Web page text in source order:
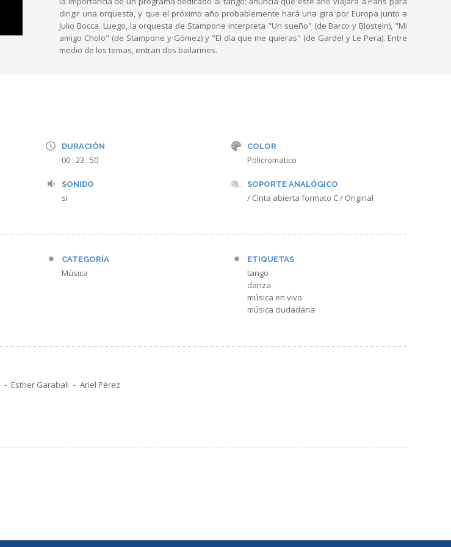
dirigir una orquesta, y que el próximo año probablemente hará una gira por Europa junto a
Julio Bocca. Luego, la orquesta de Stampone interpreta "Un sueño" (de Barco y Blostein), "Mi
amigo Cholo" (de Stampone y Gómez) y "El día que me quieras" (de Gardel y Le Pera). Entre
medio de los temas, entran dos bailarines.
DURACIÓN
00 : 23 : 50
SONIDO
si
COLOR
Policromatico
SOPORTE ANALÓGICO
/ Cinta abierta formato C / Original
CATEGORÍA
Música
ETIQUETAS
tango
danza
música en vivo
música ciudadana
Esther Garabali Ariel Pérez